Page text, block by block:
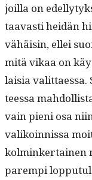
joil­la on
taavasti hei­dän
vähäisin, ellei
mitä vikaa on
laisia
teessa
vain pieni osa
valikoin­nis­sa
kolminker­tainen
parem­pi